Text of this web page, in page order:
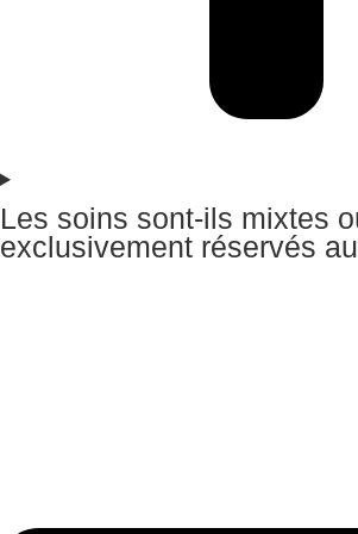
Les soins sont-ils mixtes
exclusivement réservés